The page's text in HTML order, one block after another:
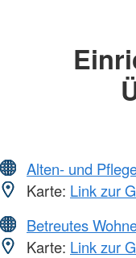
Alten- und
Karte: Link zur
Betreutes
Karte: Link zur